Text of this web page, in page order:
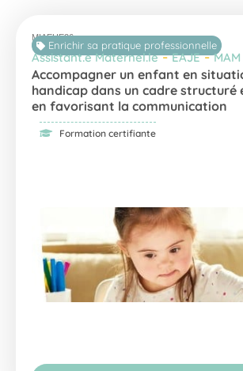
MIAEHE26
Enrichir sa pratique professionnelle
Assistant.e Maternel.le-EAJE-MAM
Accompagner un enfant en
handicap dans un cadre structuré
en favorisant la communication
Formation certifiante